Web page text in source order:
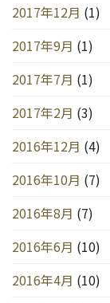
2017年12月 (1)
2017年9月 (1)
2017年7月 (1)
2017年2月 (3)
2016年12月 (4)
2016年10月 (7)
2016年8月 (7)
2016年6月 (10)
2016年4月 (10)